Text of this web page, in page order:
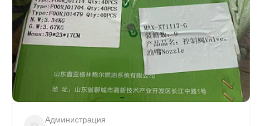
Администрация